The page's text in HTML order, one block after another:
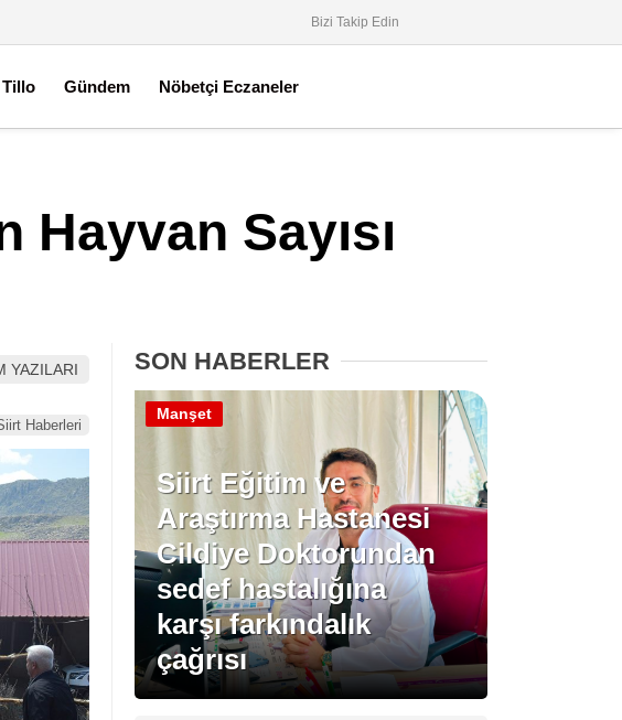
Gündem
Ekonomi
Politika
Dünya
Bizi Takip Edin
Tillo Gündem Nöbetçi Eczaneler
Sayısı
YAZILARI
Haberleri
SON HABERLER
Siirt Eğitim ve
Araştırma Hastanesi
Cildiye Doktorundan
sedef hastalığına
karşı farkındalık
çağrısı
Manşet